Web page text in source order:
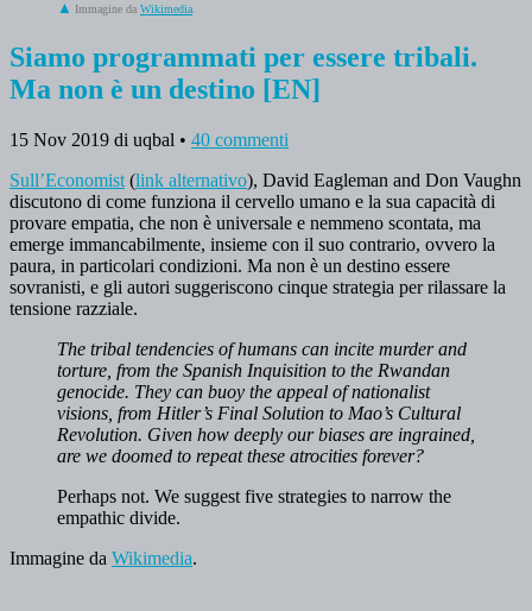
Immagine da Wikimedia
Siamo programmati per essere tribali.
Ma non è un destino [EN]
15 Nov 2019 di uqbal • 40 commenti
Sull’Economist (link alternativo), David Eagleman and Don Vaughn
discutono di come funziona il cervello umano e la sua capacità di
provare empatia, che non è universale e nemmeno scontata, ma
emerge immancabilmente, insieme con il suo contrario, ovvero la
paura, in particolari condizioni. Ma non è un destino essere
sovranisti, e gli autori suggeriscono cinque strategia per rilassare la
tensione razziale.
The tribal tendencies of humans can incite murder and
torture, from the Spanish Inquisition to the Rwandan
genocide. They can buoy the appeal of nationalist
visions, from Hitler’s Final Solution to Mao’s Cultural
Revolution. Given how deeply our biases are ingrained,
are we doomed to repeat these atrocities forever?
Perhaps not. We suggest five strategies to narrow the
empathic divide.
Immagine da Wikimedia.